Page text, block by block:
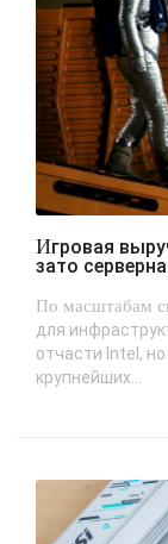
Игровая выручка AMD рухнула почти на треть,
зато
По масштабам
для
отчасти Intel,
крупнейших...